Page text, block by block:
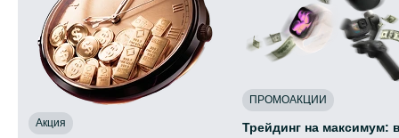
Акция
ПРОМОАКЦИИ
Трейдинг на максимум: